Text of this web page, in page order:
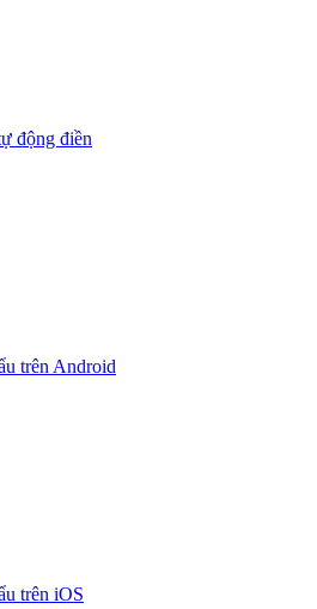
động điền
trên Android
trên iOS